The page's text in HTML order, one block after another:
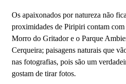
Os apaixonados por natureza não
proximidades de Piripiri contam
Morro do Gritador e o Parque
Cerqueira; paisagens naturais que
nas fotografias, pois são um
gostam de tirar fotos.